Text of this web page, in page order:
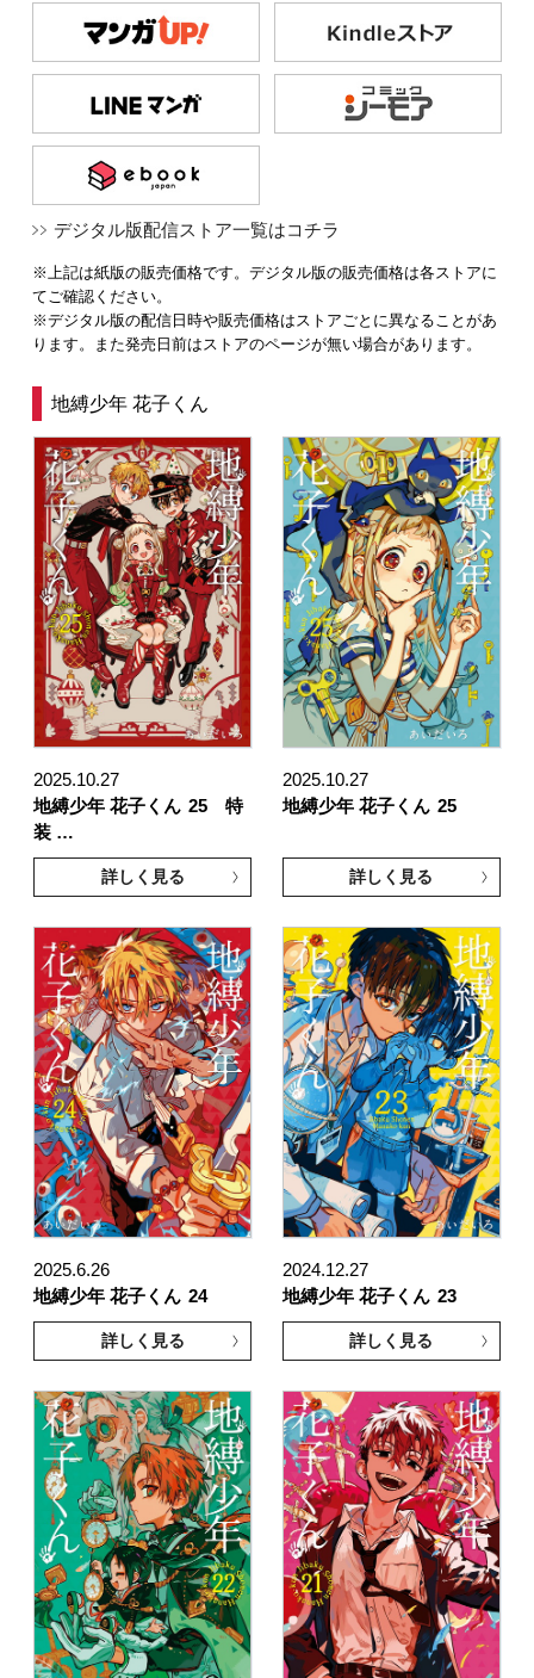
デジタル版配信ストア一覧はコチラ
※上記は紙版の販売価格です。デジタル版の販売価格は各ストアに
てご確認ください。
※デジタル版の配信日時や販売価格はストアごとに異なることがあ
ります。また発売日前はストアのページが無い場合があります。
地縛少年 花子くん
2025.10.27
地縛少年 花子くん 25 特
装 …
詳しく見る
2025.10.27
地縛少年 花子くん 25
詳しく見る
2025.6.26
地縛少年 花子くん 24
詳しく見る
2024.12.27
地縛少年 花子くん 23
詳しく見る